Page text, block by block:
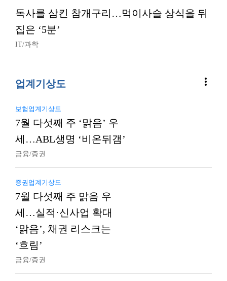
독사를 삼킨 참개구리…먹이사슬 상식을 뒤
집은 ‘5분’
IT/과학
업계기상도 more_vert
보험업계기상도
7월 다섯째 주 ‘맑음’ 우
세…ABL생명 ‘비온뒤갬’
금융/증권
증권업계기상도
7월 다섯째 주 맑음 우
세…실적·신사업 확대
‘맑음’, 채권 리스크는
‘흐림’
금융/증권